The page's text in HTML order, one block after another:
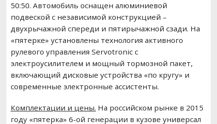
50:50. Автомобиль оснащен алюминиевой
подвеской с независимой конструкцией –
двухрычажной спереди и пятирычажной сзади. На
«пятерке» установлены технология активного
рулевого управления Servotronic с
электроусилителем и мощный тормозной пакет,
включающий дисковые устройства «по кругу» и
современные электронные ассистенты.
Комплектации и цены. На российском рынке в 2015
году «пятерка» 6-ой генерации в кузове универсал